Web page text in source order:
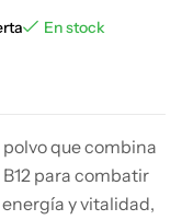
En stock
que combina
para combatir
y vitalidad,